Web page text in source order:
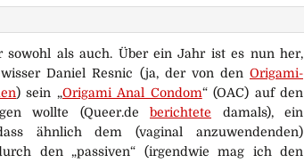
sowohl als auch. Über ein Jahr ist es nun her,
Daniel Resnic (ja, der von den Origami-
) sein „Origami Anal Condom“ (OAC) auf den
wollte (Queer.de berichtete damals), ein
ähnlich dem (vaginal anzuwendenden)
den „passiven“ (irgendwie mag ich den